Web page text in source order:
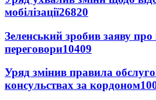
мобілізації26820
Зеленський зробив заяву про
переговори10409
Уряд змінив правила
консульствах за кордоном